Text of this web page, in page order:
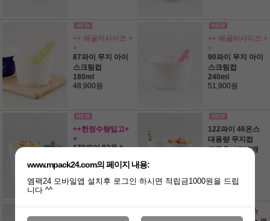
++ 레귤러사이즈 +
+
87파이 무지 아이
스크림컵
180ml
48,900원
++ 레귤러사이즈 +
+
90파이 무지 아이
스크림컵
240ml
51,900원
++한정수량입고+
+
178파이 92온스
팝콘용기/150개
48,900원
122파이 46온스
대용량 무지컵
팝콘용기/500개
☆떡볶이용기☆
www.mpack24.com의 페이지 내용:
엠팩24 모바일앱 설치후 로그인 하시면 적립금1000원을 드립
니다 ^^